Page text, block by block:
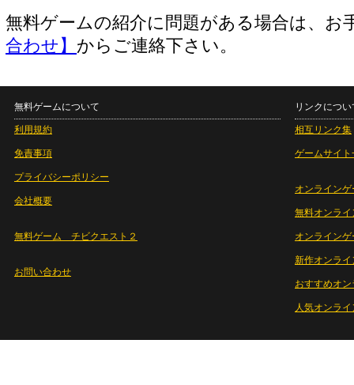
無料ゲームの紹介に問題がある場合は、お
合わせ】 からご連絡下さい。
無料ゲームについて
利用規約
免責事項
プライバシーポリシー
会社概要
無料ゲーム チビクエスト２
お問い合わせ
リンクについ
相互リンク集
ゲームサイト
オンラインゲ
無料オンライ
オンライン
新作オンライ
おすすめオ
人気オンラ